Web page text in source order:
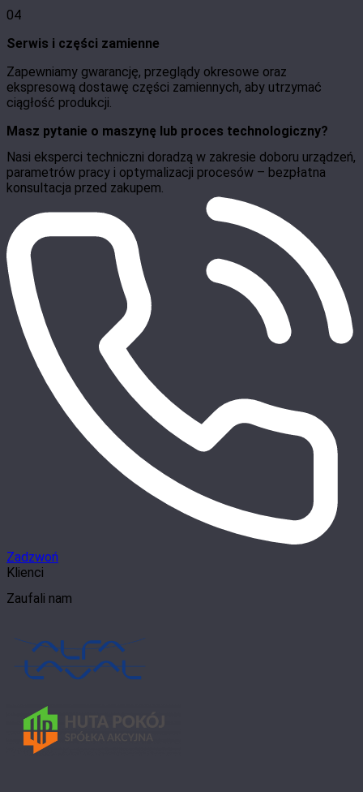
04
Serwis i części zamienne
Zapewniamy gwarancję, przeglądy okresowe oraz
ekspresową dostawę części zamiennych, aby utrzymać
ciągłość produkcji.
Masz pytanie o maszynę lub proces technologiczny?
Nasi eksperci techniczni doradzą w zakresie doboru urządzeń,
parametrów pracy i optymalizacji procesów – bezpłatna
konsultacja przed zakupem.
Zadzwoń
Klienci
Zaufali nam